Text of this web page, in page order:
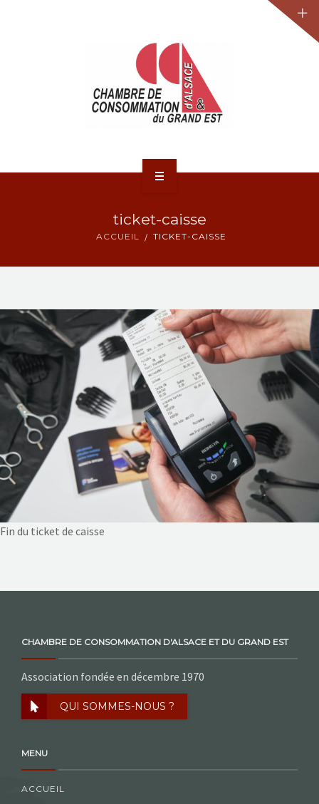
NOS ACTIONS
CONTACT
ticket-caisse
ACCUEIL TICKET-CAISSE
Fin du ticket de caisse
CHAMBRE DE CONSOMMATION D'ALSACE ET DU GRAND EST
Association fondée en décembre 1970
QUI SOMMES-NOUS ?
MENU
ACCUEIL